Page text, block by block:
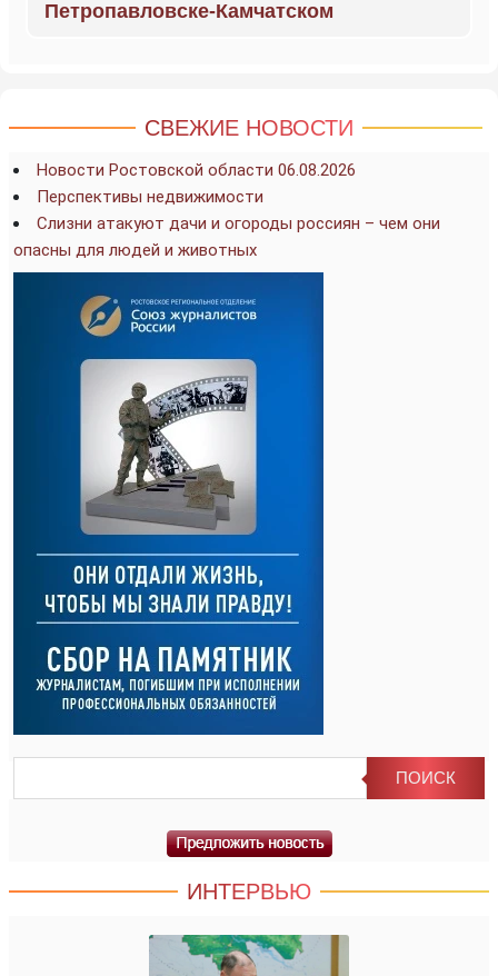
Петропавловске-Камчатском
СВЕЖИЕ НОВОСТИ
Новости Ростовской области 06.08.2026
Перспективы недвижимости
Слизни атакуют дачи и огороды россиян – чем они
опасны для людей и животных
ИНТЕРВЬЮ